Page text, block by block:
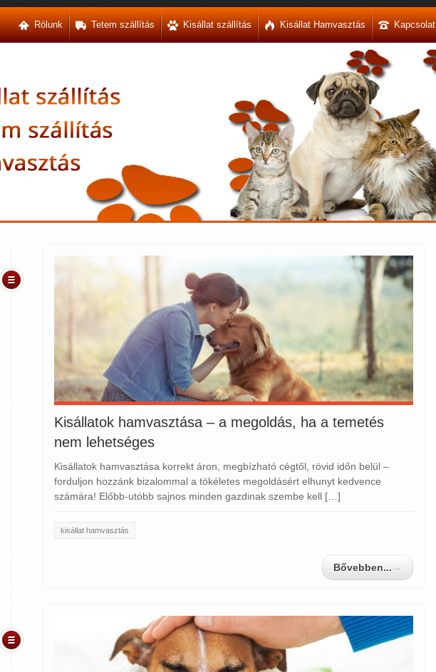
Rólunk Tetem szállítás Kisállat szállítás Kisállat Hamvasztás Kapcsolat
Kisállatok hamvasztása – a megoldás, ha a temetés
nem lehetséges
Kisállatok hamvasztása korrekt áron, megbízható cégtől, rövid időn belül –
forduljon hozzánk bizalommal a tökéletes megoldásért elhunyt kedvence
számára! Előbb-utóbb sajnos minden gazdinak szembe kell […]
kisállat hamvasztás
Bővebben... →